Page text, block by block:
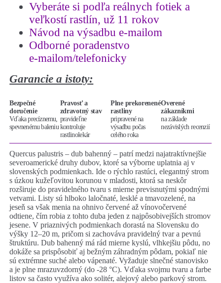
Vyberáte si podľa reálnych fotiek a
veľkostí rastlín, už 11 rokov
Návod na výsadbu e-mailom
Odborné poradenstvo
e-mailom/telefonicky
Garancie a istoty:
Bezpečné
doručenie
Vďaka precíznemu,
spevnenému baleniu
Pravosť a
zdravotný stav
pravideľne
kontroluje
rastlinolekár
Plne prekorenené
rastliny
pripravené na
výsadbu počas
celého roka
Overené
zákazníkmi
na základe
nezávislých recenzií
Quercus palustris – dub bahenný – patrí medzi najatraktívnejšie
severoamerické druhy dubov, ktoré sa výborne uplatnia aj v
slovenských podmienkach. Ide o rýchlo rastúci, elegantný strom
s úzkou kužeľovitou korunou v mladosti, ktorá sa neskôr
rozširuje do pravidelného tvaru s mierne previsnutými spodnými
vetvami. Listy sú hlboko laločnaté, lesklé a tmavozelené, na
jeseň sa však menia na ohnivo červené až vínovočervené
odtiene, čím robia z tohto duba jeden z najpôsobivejších stromov
jesene. V priaznivých podmienkach dorastá na Slovensku do
výšky 12–20 m, pričom si zachováva pravidelný tvar a pevnú
štruktúru. Dub bahenný má rád mierne kyslú, vlhkejšiu pôdu, no
dokáže sa prispôsobiť aj bežným záhradným pôdam, pokiaľ nie
sú extrémne suché alebo vápenaté. Vyžaduje slnečné stanovisko
a je plne mrazuvzdorný (do -28 °C). Vďaka svojmu tvaru a farbe
listov sa často využíva ako solitér, alejový alebo parkový strom.